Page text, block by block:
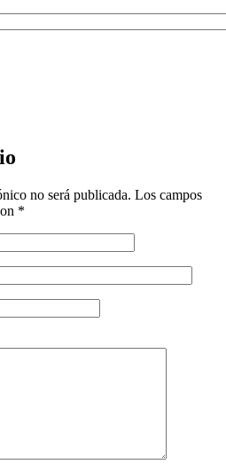
no será publicada. Los campos
*